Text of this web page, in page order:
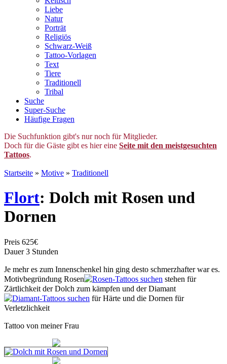
Liebe
Natur
Porträt
Religiös
Schwarz-Weiß
Tattoo-Vorlagen
Text
Tiere
Traditionell
Tribal
Suche
Super-Suche
Häufige Fragen
Die Suchfunktion gibt's nur noch für Mitglieder.
Doch für die Gäste gibt es hier eine Seite mit den meistgesuchten
Tattoos.
Startseite » Motive » Traditionell
Flort: Dolch mit Rosen und
Dornen
Preis 625€
Dauer 3 Stunden
Je mehr es zum Innenschenkel hin ging desto schmerzhafter war es.
Motivbegründung Rosen
stehen für
Zärtlichkeit der Dolch zum kämpfen und der Diamant
für Härte und die Dornen für
Verletzlichkeit
Tattoo von meiner Frau